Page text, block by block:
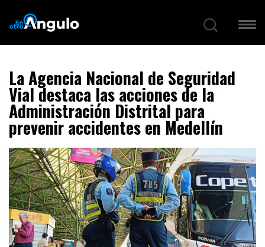
La Agencia Nacional de Seguridad
Vial destaca las acciones de la
Administración Distrital para
prevenir accidentes en Medellín